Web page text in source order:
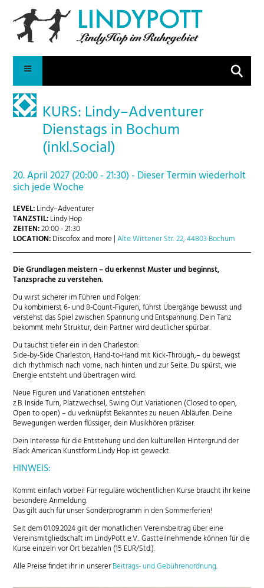
Suche
KURS: Lindy–Adventurer
Dienstags in Bochum
(inkl.Social)
20. April 2027 (20:00 - 21:30) - Dieser Termin wiederholt
sich jede Woche
LEVEL:Lindy–Adventurer
TANZSTIL:Lindy Hop
ZEITEN:20:00 - 21:30
LOCATION:Discofox and more |Alte Wittener Str. 22, 44803 Bochum
Die Grundlagen meistern – du erkennst Muster und beginnst,
Tanzsprache zu verstehen.
Du wirst sicherer im Führen und Folgen:
Du kombinierst 6- und 8-Count-Figuren, führst Übergänge bewusst und
verstehst das Spiel zwischen Spannung und Entspannung. Dein Tanz
bekommt mehr Struktur, dein Partner wird deutlicher spürbar.
Du tauchst tiefer ein in den Charleston:
Side-by-Side Charleston, Hand-to-Hand mit Kick-Through,– du bewegst
dich rhythmisch nach vorne, nach hinten und zur Seite. Du spürst, wie
Energie entsteht und übertragen wird.
Neue Figuren und Variationen entstehen:
z.B. Inside Turn, Platzwechsel, Swing Out Variationen (Closed to open,
Open to open) – du verknüpfst Bekanntes zu neuen Abläufen. Deine
Bewegungen werden flüssiger, dein Musikhören präziser.
Dein Interesse für die Entstehung und den kulturellen Hintergrund der
Black American Kunstform Lindy Hop ist geweckt.
HINWEIS:
Kommt einfach vorbei! Für reguläre wöchentlichen Kurse braucht ihr keine
besondere Anmeldung.
Das gilt auch für unser Sonderprogramm in den Sommerferien!
Seit dem 01.09.2024 gilt der monatlichen Vereinsbeitrag über eine
Vereinsmitgliedschaft im LindyPott e.V.. Gastteilnehmende können für die
Kurse einzeln vor Ort bezahlen (15 EUR/Std.).
Alle Preise findet ihr in unsererBeitrags- und Gebührenordnung.